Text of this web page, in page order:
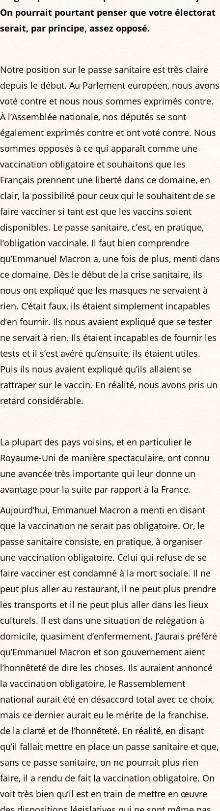
On pourrait pourtant penser que votre électorat
serait, par principe, assez opposé.
Notre position sur le passe sanitaire est très claire
depuis le début. Au Parlement européen, nous avons
voté contre et nous nous sommes exprimés contre.
À l’Assemblée nationale, nos députés se sont
également exprimés contre et ont voté contre. Nous
sommes opposés à ce qui apparaît comme une
vaccination obligatoire et souhaitons que les
Français prennent une liberté dans ce domaine, en
clair, la possibilité pour ceux qui le souhaitent de se
faire vacciner si tant est que les vaccins soient
disponibles. Le passe sanitaire, c’est, en pratique,
l’obligation vaccinale. Il faut bien comprendre
qu’Emmanuel Macron a, une fois de plus, menti dans
ce domaine. Dès le début de la crise sanitaire, ils
nous ont expliqué que les masques ne servaient à
rien. C’était faux, ils étaient simplement incapables
d’en fournir. Ils nous avaient expliqué que se tester
ne servait à rien. Ils étaient incapables de fournir les
tests et il s’est avéré qu’ensuite, ils étaient utiles.
Puis ils nous avaient expliqué qu’ils allaient se
rattraper sur le vaccin. En réalité, nous avons pris un
retard considérable.
La plupart des pays voisins, et en particulier le
Royaume-Uni de manière spectaculaire, ont connu
une avancée très importante qui leur donne un
avantage pour la suite par rapport à la France.
Aujourd’hui, Emmanuel Macron a menti en disant
que la vaccination ne serait pas obligatoire. Or, le
passe sanitaire consiste, en pratique, à organiser
une vaccination obligatoire. Celui qui refuse de se
faire vacciner est condamné à la mort sociale. Il ne
peut plus aller au restaurant, il ne peut plus prendre
les transports et il ne peut plus aller dans les lieux
culturels. Il est dans une situation de relégation à
domicile, quasiment d’enfermement. J’aurais préféré
qu’Emmanuel Macron et son gouvernement aient
l’honnêteté de dire les choses. Ils auraient annoncé
la vaccination obligatoire, le Rassemblement
national aurait été en désaccord total avec ce choix,
mais ce dernier aurait eu le mérite de la franchise,
de la clarté et de l’honnêteté. En réalité, en disant
qu’il fallait mettre en place un passe sanitaire et que,
sans ce passe sanitaire, on ne pourrait plus rien
faire, il a rendu de fait la vaccination obligatoire. On
voit très bien qu’il est en train de mettre en œuvre